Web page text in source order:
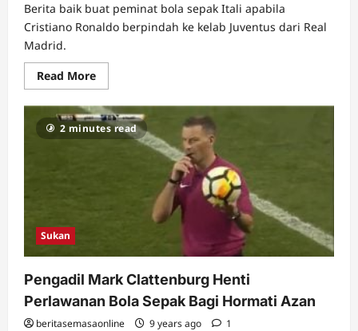
Berita baik buat peminat bola sepak Itali apabila
Cristiano Ronaldo berpindah ke kelab Juventus dari Real
Madrid.
Read MoreRead
more
Cristiano
Ronaldo
berpindah
ke
2 minutes read
Sukan
Pengadil Mark Clattenburg Henti
Perlawanan Bola Sepak Bagi Hormati Azan
beritasemasaonline 9 years ago 1